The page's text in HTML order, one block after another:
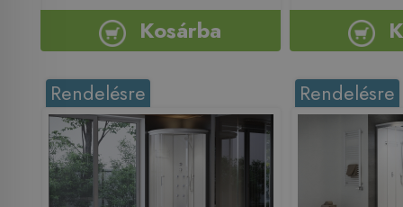
Kosárba
Rendelésre Rendelésre